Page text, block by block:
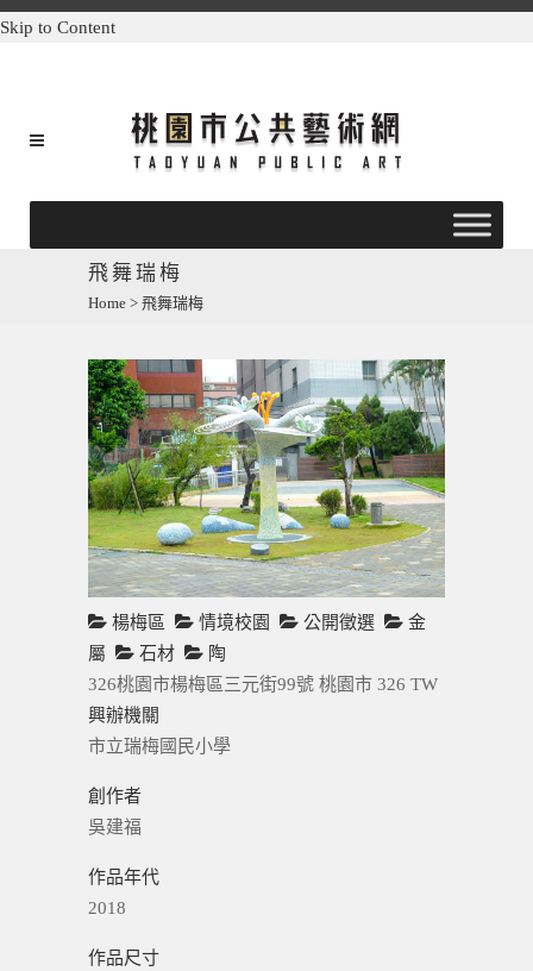
Skip to Content
飛舞瑞梅
Home > 飛舞瑞梅
楊梅區 情境校園 公開徵選
金
屬
石材
陶
326桃園市楊梅區三元街99號 桃園市 326 TW
興辦機關
市立瑞梅國民小學
創作者
吳建福
作品年代
2018
作品尺寸